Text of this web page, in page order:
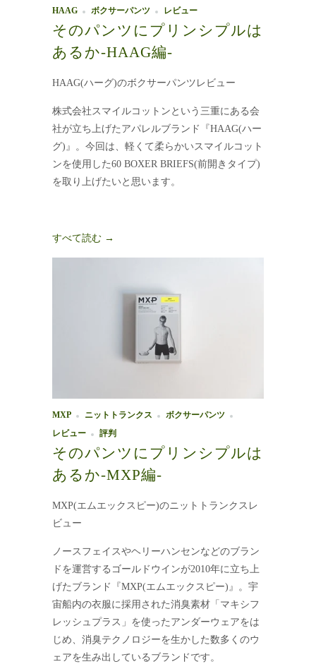
HAAG ボクサーパンツ レビュー
そのパンツにプリンシプルは
あるか-HAAG編-
HAAG(ハーグ)のボクサーパンツレビュー
株式会社スマイルコットンという三重にある会
社が立ち上げたアパレルブランド『HAAG(ハー
グ)』。今回は、軽くて柔らかいスマイルコット
ンを使用した60 BOXER BRIEFS(前開きタイプ)
を取り上げたいと思います。
すべて読む →
MXP ニットトランクス
ボクサーパンツ
レビュー
評判
そのパンツにプリンシプルは
あるか-MXP編-
MXP(エムエックスピー)のニットトランクスレ
ビュー
ノースフェイスやヘリーハンセンなどのブラン
ドを運営するゴールドウインが2010年に立ち上
げたブランド『MXP(エムエックスピー)』。宇
宙船内の衣服に採用された消臭素材「マキシフ
レッシュプラス」を使ったアンダーウェアをは
じめ、消臭テクノロジーを生かした数多くのウ
ェアを生み出しているブランドです。